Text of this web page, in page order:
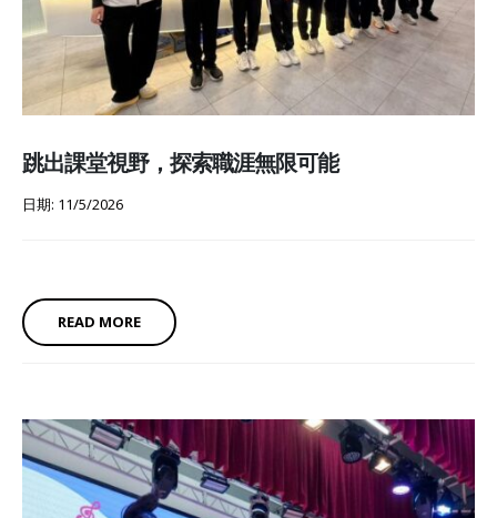
跳出課堂視野，探索職涯無限可能
日期: 11/5/2026
READ MORE